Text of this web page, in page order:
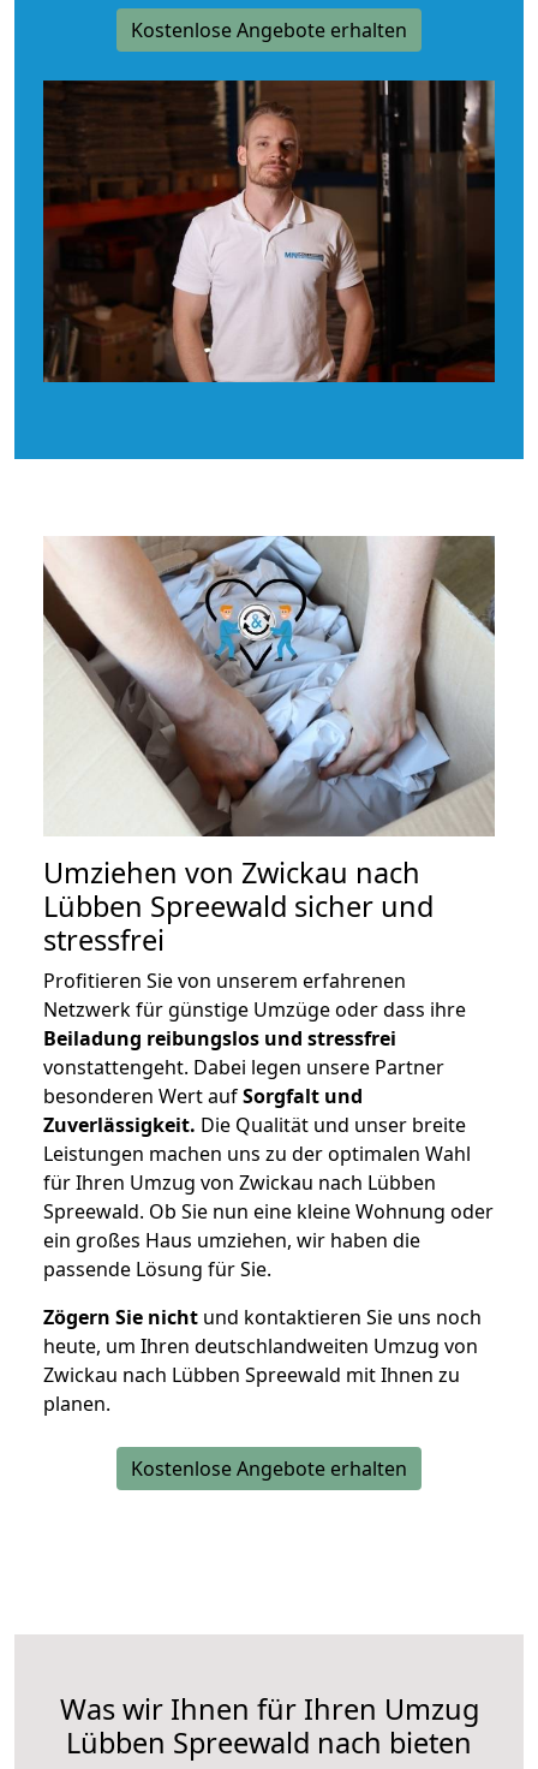
Kostenlose Angebote erhalten
Umziehen von Zwickau nach
Lübben Spreewald sicher und
stressfrei
Profitieren Sie von unserem erfahrenen
Netzwerk für günstige Umzüge oder dass ihre
Beiladung reibungslos und stressfrei
vonstattengeht. Dabei legen unsere Partner
besonderen Wert aufSorgfalt und
Zuverlässigkeit. Die Qualität und unser breite
Leistungen machen uns zu der optimalen Wahl
für Ihren Umzug von Zwickau nach Lübben
Spreewald. Ob Sie nun eine kleine Wohnung oder
ein großes Haus umziehen, wir haben die
passende Lösung für Sie.
Zögern Sie nicht und kontaktieren Sie uns noch
heute, um Ihren deutschlandweiten Umzug von
Zwickau nach Lübben Spreewald mit Ihnen zu
planen.
Kostenlose Angebote erhalten
Was wir Ihnen für Ihren Umzug
Lübben Spreewald nach bieten